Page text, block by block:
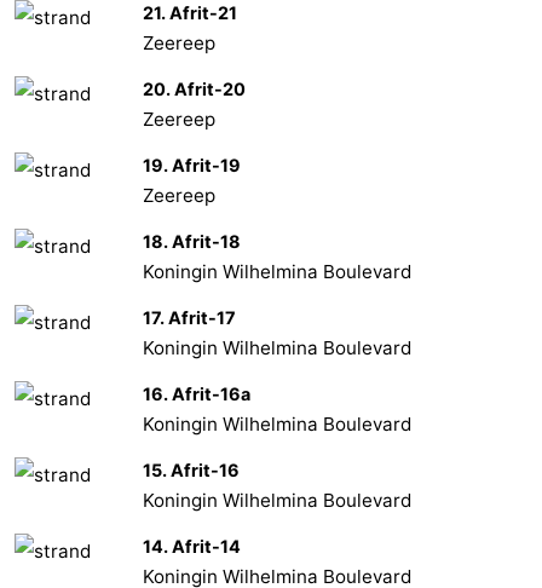
21. Afrit-21
Zeereep
20. Afrit-20
Zeereep
19. Afrit-19
Zeereep
18. Afrit-18
Koningin Wilhelmina Boulevard
17. Afrit-17
Koningin Wilhelmina Boulevard
16. Afrit-16a
Koningin Wilhelmina Boulevard
15. Afrit-16
Koningin Wilhelmina Boulevard
14. Afrit-14
Koningin Wilhelmina Boulevard